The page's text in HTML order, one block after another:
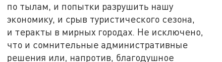
по тылам, и попытки разрушить нашу
экономику, и срыв туристического сезона,
и теракты в мирных городах. Не исключено,
что и сомнительные административные
решения или, напротив, благодушное